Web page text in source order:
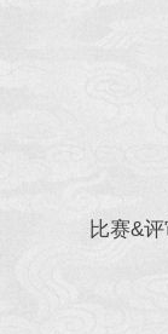
比赛&